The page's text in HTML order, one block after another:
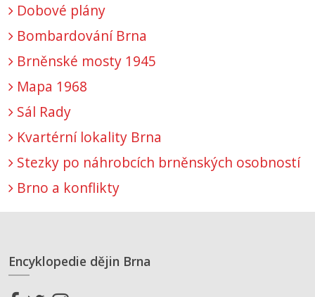
Dobové plány
Bombardování Brna
Brněnské mosty 1945
Mapa 1968
Sál Rady
Kvartérní lokality Brna
Stezky po náhrobcích brněnských osobností
Brno a konflikty
Encyklopedie dějin Brna